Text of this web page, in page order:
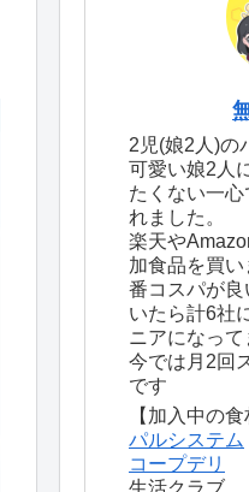
2児(娘2人)の
可愛い娘2人
たくない一
れました。
楽天や
加食品を買
番コスパが
いたら計6社
ニアになって
今では月2回
です
【加入中の食
パルシステム
コープデリ